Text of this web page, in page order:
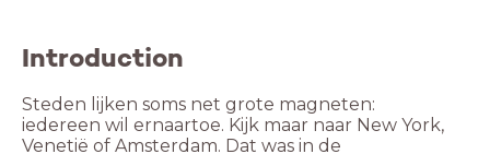
Introduction
Steden lijken soms net grote magneten:
iedereen wil ernaartoe. Kijk maar naar New York,
Venetië of Amsterdam. Dat was in de